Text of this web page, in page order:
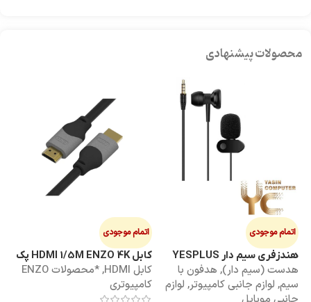
محصولات پیشنهادی
اتمام موجودی
هندزفری سیم دار YESPLUS
YS-113
هدست (سیم دار), هدفون با
سیم, لوازم جانبی کامپیوتر, لوازم
اتمام موجودی
کابل HDMI 1/5M ENZO 4K پک
طلقی
کابل HDMI ,
*محصولات ENZO
کامپیوتری